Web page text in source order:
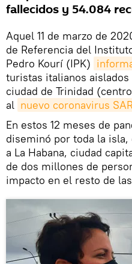
fallecidos y 54.084
Aquel 11 de marzo de
de Referencia del
Pedro Kourí (IPK)
turistas italianos
ciudad de Trinidad
al nuevo coronavirus
En estos 12 meses de
diseminó por toda la
a La Habana, ciudad
de dos millones de
impacto en el resto de